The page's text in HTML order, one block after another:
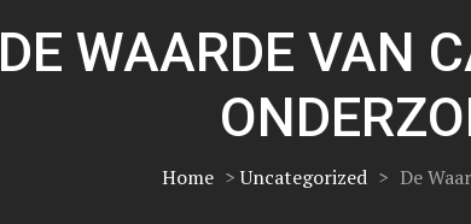
DE WAARDE VAN
Home >Uncategorized > De